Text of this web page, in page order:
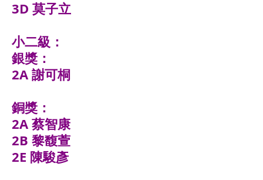
3D 莫子立
小二級：
銀獎：
2A 謝可桐
銅獎：
2A 蔡智康
2B 黎馥萱
2E 陳駿彥